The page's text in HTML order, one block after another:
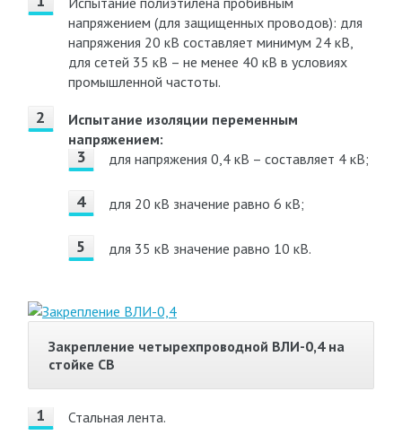
напряжением (для защищенных проводов): для
напряжения 20 кВ составляет минимум 24 кВ,
для сетей 35 кВ – не менее 40 кВ в условиях
промышленной частоты.
Испытание изоляции переменным
напряжением:
для напряжения 0,4 кВ – составляет 4 кВ;
для 20 кВ значение равно 6 кВ;
для 35 кВ значение равно 10 кВ.
Закрепление четырехпроводной ВЛИ-0,4 на
стойке СВ
Стальная лента.